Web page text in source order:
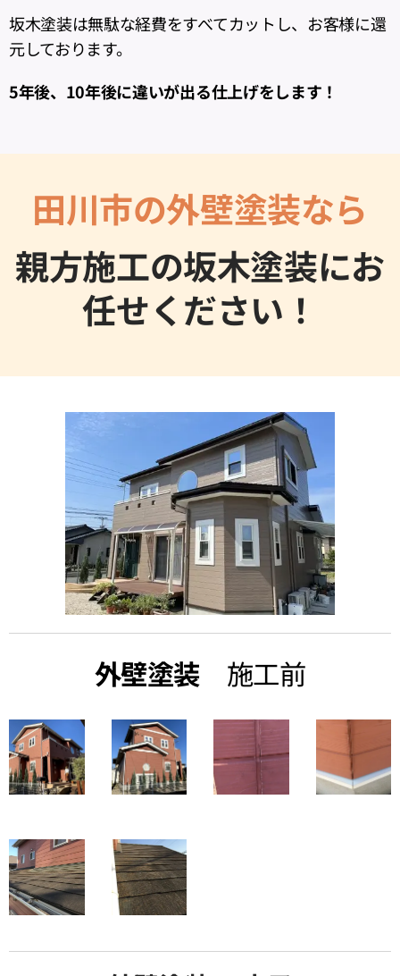
坂木塗装は無駄な経費をすべてカットし、お客様に還
元しております。
5年後、10年後に違いが出る仕上げをします！
田川市の外壁塗装なら
親方施工の坂木塗装にお
任せください！
外壁塗装 施工前